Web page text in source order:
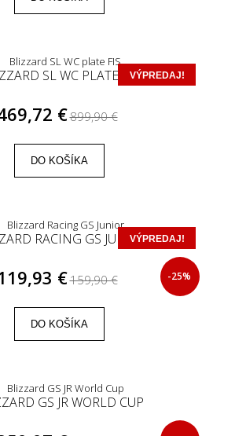
VÝPREDAJ!
SL WC PLATE FIS
€899,90 €
DO KOŠÍKA
VÝPREDAJ!
RACING GS JUNIOR
€159,90 € -25%
DO KOŠÍKA
GS JR WORLD CUP